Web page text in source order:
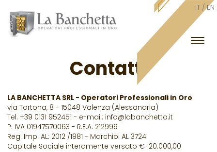
IT /EN
Contatti
LA BANCHETTA SRL - Operatori Professionali in Oro
via Tortona, 8 - 15048 Valenza (Alessandria)
Tel. +39 0131 952451 - e-mail: info@labanchetta.it
P. IVA 01947570063 - R.E.A. 212999
Reg. Imp. AL: 2012 /1981 - Marchio: AL 3724
Capitale Sociale interamente versato € 120.000,00